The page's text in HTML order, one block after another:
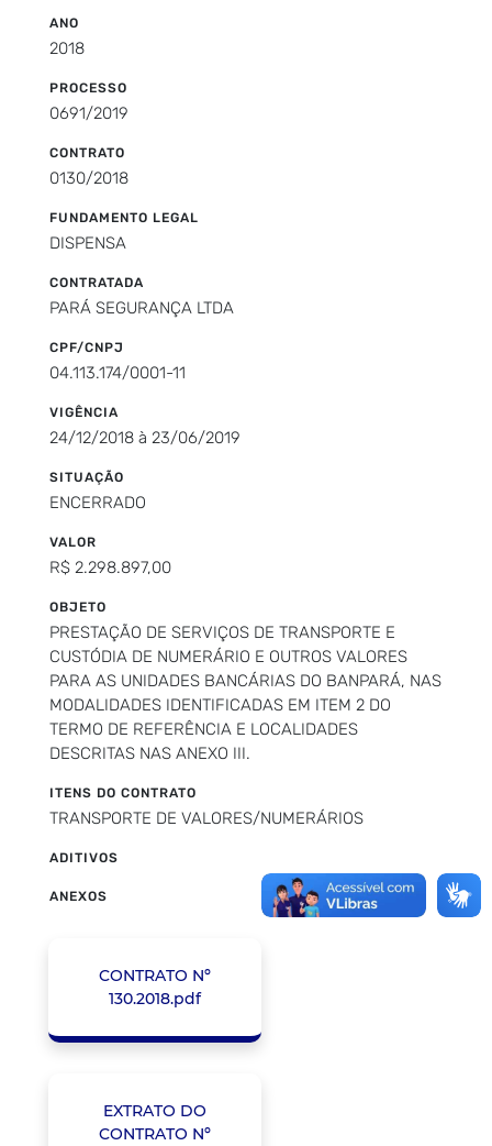
ANO
2018
PROCESSO
0691/2019
CONTRATO
0130/2018
FUNDAMENTO LEGAL
DISPENSA
CONTRATADA
PARÁ SEGURANÇA LTDA
CPF/CNPJ
04.113.174/0001-11
VIGÊNCIA
24/12/2018 à 23/06/2019
SITUAÇÃO
ENCERRADO
VALOR
R$ 2.298.897,00
OBJETO
PRESTAÇÃO DE SERVIÇOS DE TRANSPORTE E
CUSTÓDIA DE NUMERÁRIO E OUTROS VALORES
PARA AS UNIDADES BANCÁRIAS DO BANPARÁ, NAS
MODALIDADES IDENTIFICADAS EM ITEM 2 DO
TERMO DE REFERÊNCIA E LOCALIDADES
DESCRITAS NAS ANEXO III.
ITENS DO CONTRATO
TRANSPORTE DE VALORES/NUMERÁRIOS
ADITIVOS
ANEXOS
CONTRATO Nº
130.2018.pdf
EXTRATO DO
CONTRATO Nº